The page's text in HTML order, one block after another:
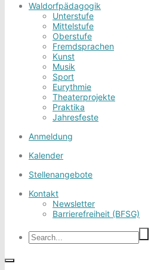
Waldorfpädagogik
Unterstufe
Mittelstufe
Oberstufe
Fremdsprachen
Kunst
Musik
Sport
Eurythmie
Theaterprojekte
Praktika
Jahresfeste
Anmeldung
Kalender
Stellenangebote
Kontakt
Newsletter
Barrierefreiheit (BFSG)